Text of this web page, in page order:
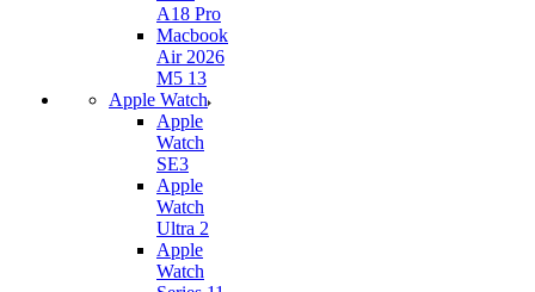
A18 Pro
Macbook
Air 2026
M5 13
Apple Watch
Apple
Watch
SE3
Apple
Watch
Ultra 2
Apple
Watch